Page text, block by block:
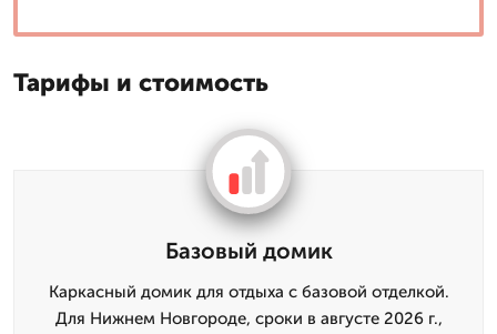
Тарифы и стоимость
Базовый домик
Каркасный домик для отдыха с базовой отделкой.
Для Нижнем Новгороде, сроки в августе 2026 г.,